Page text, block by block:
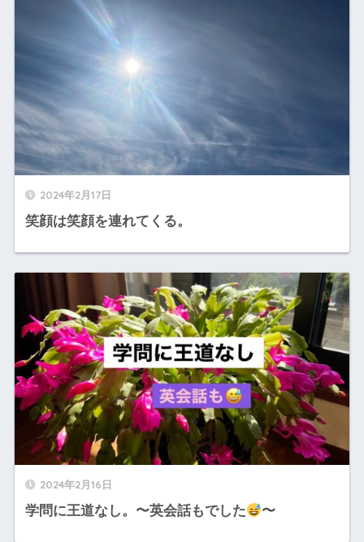
2024年2月17日
笑顔は笑顔を連れてくる。
2024年2月16日
学問に王道なし。〜英会話もでした 〜